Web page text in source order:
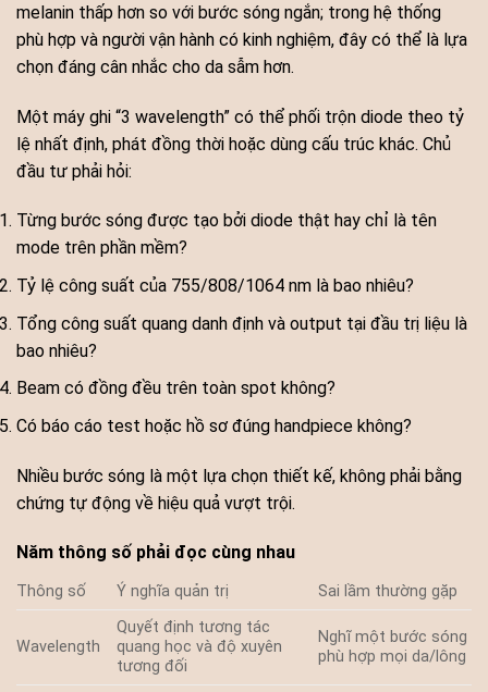
melanin thấp hơn so với bước sóng ngắn; trong hệ thống
phù hợp và người vận hành có kinh nghiệm, đây có thể là lựa
chọn đáng cân nhắc cho da sẫm hơn.
Một máy ghi “3 wavelength” có thể phối trộn diode theo tỷ
lệ nhất định, phát đồng thời hoặc dùng cấu trúc khác. Chủ
đầu tư phải hỏi:
Từng bước sóng được tạo bởi diode thật hay chỉ là tên
mode trên phần mềm?
Tỷ lệ công suất của 755/808/1064 nm là bao nhiêu?
Tổng công suất quang danh định và output tại đầu trị liệu là
bao nhiêu?
Beam có đồng đều trên toàn spot không?
Có báo cáo test hoặc hồ sơ đúng handpiece không?
Nhiều bước sóng là một lựa chọn thiết kế, không phải bằng
chứng tự động về hiệu quả vượt trội.
Năm thông số phải đọc cùng nhau
Thông số Ý nghĩa quản trị Sai lầm thường gặp
Wavelength
Quyết định tương tác
quang học và độ xuyên
tương đối
Nghĩ một bước sóng
phù hợp mọi da/lông